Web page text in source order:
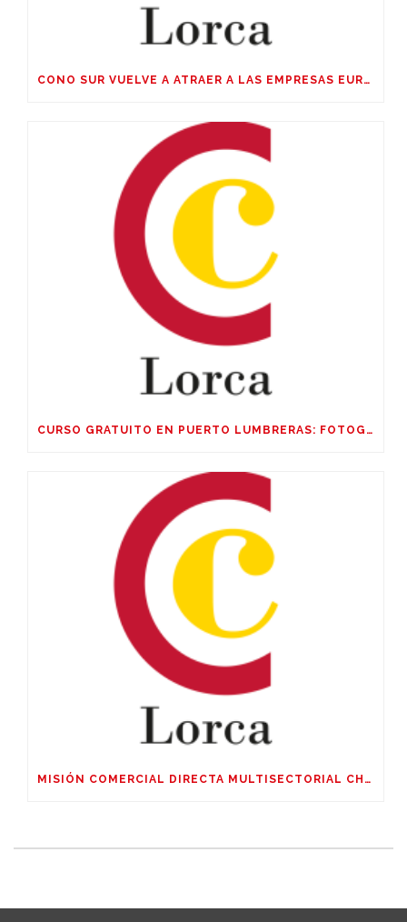
CONO SUR VUELVE A ATRAER A LAS EMPRESAS EUROPEAS
CURSO GRATUITO EN PUERTO LUMBRERAS: FOTOGRAFIA CORPORATIVA Y DE PRODUCTO, EDICIÓN CON IA
MISIÓN COMERCIAL DIRECTA MULTISECTORIAL CHILE, ARGENTINA Y URUGUAY DEL 04 AL 09 DE OCTUBRE DE 2026